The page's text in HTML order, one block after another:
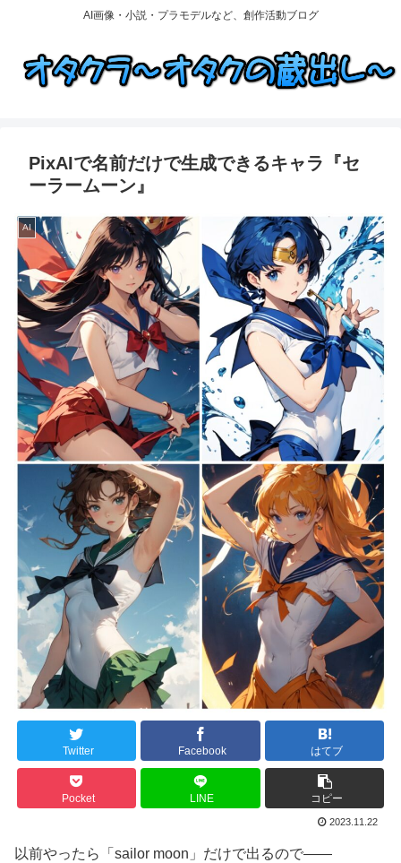
AI画像・小説・プラモデルなど、創作活動ブログ
PixAIで名前だけで生成できるキャラ『セ
ーラームーン』
AI
Twitter Facebook はてブ
Pocket LINE コピー
2023.11.22
以前やったら「sailor moon」だけで出るので――